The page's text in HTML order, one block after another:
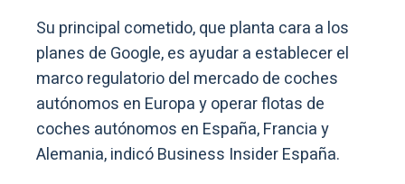
Su principal cometido, que planta cara a los
planes de Google, es ayudar a establecer el
marco regulatorio del mercado de coches
autónomos en Europa y operar flotas de
coches autónomos en España, Francia y
Alemania, indicó Business Insider España.